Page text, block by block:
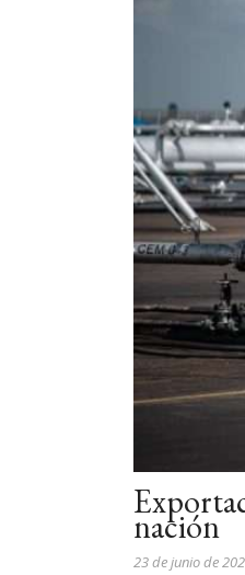
nación
23 de junio de